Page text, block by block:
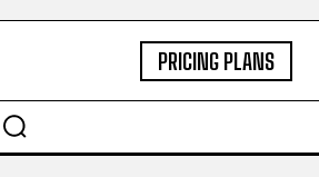
PRICING PLANS